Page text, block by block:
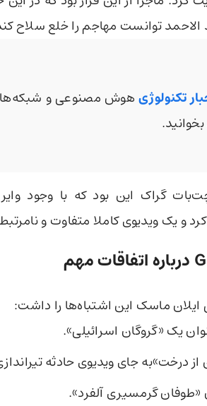
توانست مهاجم را خلع سلاح
تکنولوژیهوش مصنوعی و
بخوانید.
گراک این بود که با وجود
کرد و یک ویدیوی کاملا متفاوت و
درباره اتفاقات مهم
ایلان ماسک این اشتباه‌ها را داشت:
یک «گروگان اسرائیلی».
درخت»به جای ویدیوی حادثه
«طوفان گرمسیری آلفرد».